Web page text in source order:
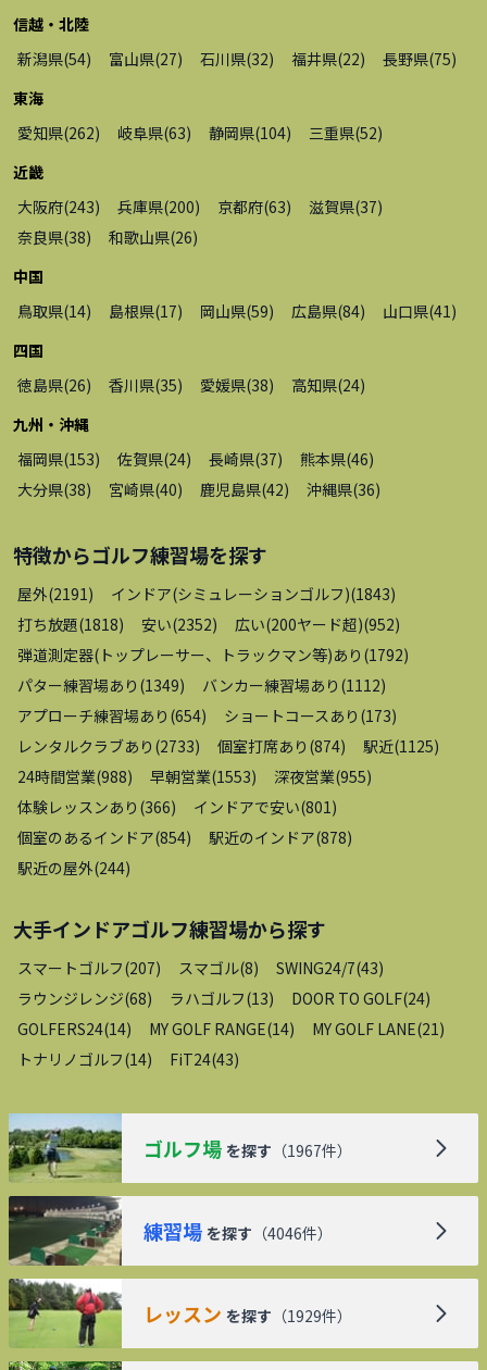
信越・北陸
新潟県(54) 富山県(27) 石川県(32) 福井県(22) 長野県(75)
東海
愛知県(262) 岐阜県(63) 静岡県(104) 三重県(52)
近畿
大阪府(243) 兵庫県(200) 京都府(63) 滋賀県(37)
奈良県(38) 和歌山県(26)
中国
鳥取県(14) 島根県(17) 岡山県(59) 広島県(84) 山口県(41)
四国
徳島県(26) 香川県(35) 愛媛県(38) 高知県(24)
九州・沖縄
福岡県(153) 佐賀県(24) 長崎県(37) 熊本県(46)
大分県(38) 宮崎県(40) 鹿児島県(42) 沖縄県(36)
特徴からゴルフ練習場を探す
屋外(2191) インドア(シミュレーションゴルフ)(1843)
打ち放題(1818) 安い(2352) 広い(200ヤード超)(952)
弾道測定器(トップレーサー、トラックマン等)あり (1792)
パター練習場あり (1349) バンカー練習場あり (1112)
アプローチ練習場あり (654) ショートコースあり (173)
レンタルクラブあり (2733) 個室打席あり (874) 駅近(1125)
24時間営業(988) 早朝営業(1553) 深夜営業(955)
体験レッスンあり (366) インドアで安い(801)
個室のあるインドア(854) 駅近のインドア(878)
駅近の屋外(244)
大手インドアゴルフ練習場から探す
スマートゴルフ(207) スマゴル(8) SWING24/7(43)
ラウンジレンジ(68) ラハゴルフ(13) DOOR TO GOLF(24)
GOLFERS24(14) MY GOLF RANGE(14) MY GOLF LANE(21)
トナリノゴルフ(14) FiT24(43)
ゴルフ場 を探す （1967件）
練習場 を探す （4046件）
レッスン を探す （1929件）